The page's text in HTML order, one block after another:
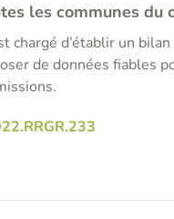
les communes du
chargé d’établir un
de données fiables